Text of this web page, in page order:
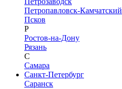
Петропавловск-Камчатский
Псков
Р
Ростов-на-Дону
Рязань
С
Самара
Санкт-Петербург
Саранск